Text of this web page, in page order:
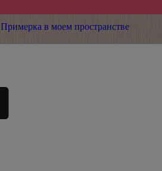
Примерка в моем пространстве